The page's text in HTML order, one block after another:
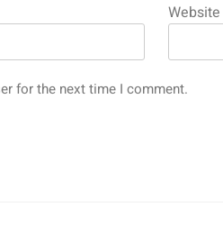
Website
for the next time I comment.